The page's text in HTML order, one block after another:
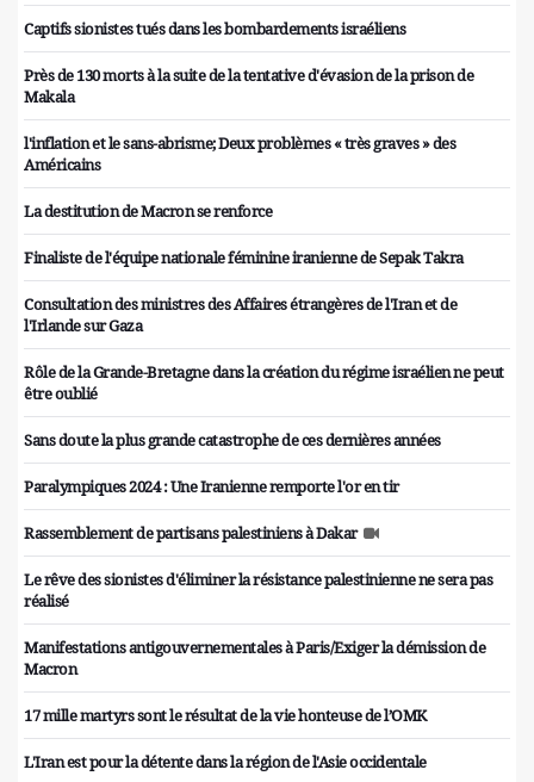
Captifs sionistes tués dans les bombardements israéliens
Près de 130 morts à la suite de la tentative d'évasion de la prison de
Makala
l'inflation et le sans-abrisme; Deux problèmes « très graves » des
Américains
La destitution de Macron se renforce
Finaliste de l'équipe nationale féminine iranienne de Sepak Takra
Consultation des ministres des Affaires étrangères de l'Iran et de
l'Irlande sur Gaza
Rôle de la Grande-Bretagne dans la création du régime israélien ne peut
être oublié
Sans doute la plus grande catastrophe de ces dernières années
Paralympiques 2024 : Une Iranienne remporte l'or en tir
Rassemblement de partisans palestiniens à Dakar
Le rêve des sionistes d'éliminer la résistance palestinienne ne sera pas
réalisé
Manifestations antigouvernementales à Paris/Exiger la démission de
Macron
17 mille martyrs sont le résultat de la vie honteuse de l’OMK
L'Iran est pour la détente dans la région de l'Asie occidentale